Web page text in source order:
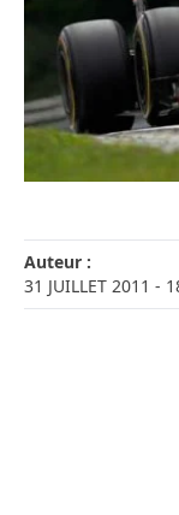
Auteur :
31 JUILLET 2011 -